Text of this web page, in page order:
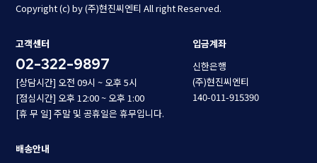
Copyright (c) by (주)현진씨엔티 All right Reserved.
고객센터
02-322-9897
[상담시간] 오전 09시 ~ 오후 5시
[점심시간] 오후 12:00 ~ 오후 1:00
[휴 무 일] 주말 및 공휴일은 휴무입니다.
입금계좌
신한은행
(주)현진씨엔티
140-011-915390
배송안내